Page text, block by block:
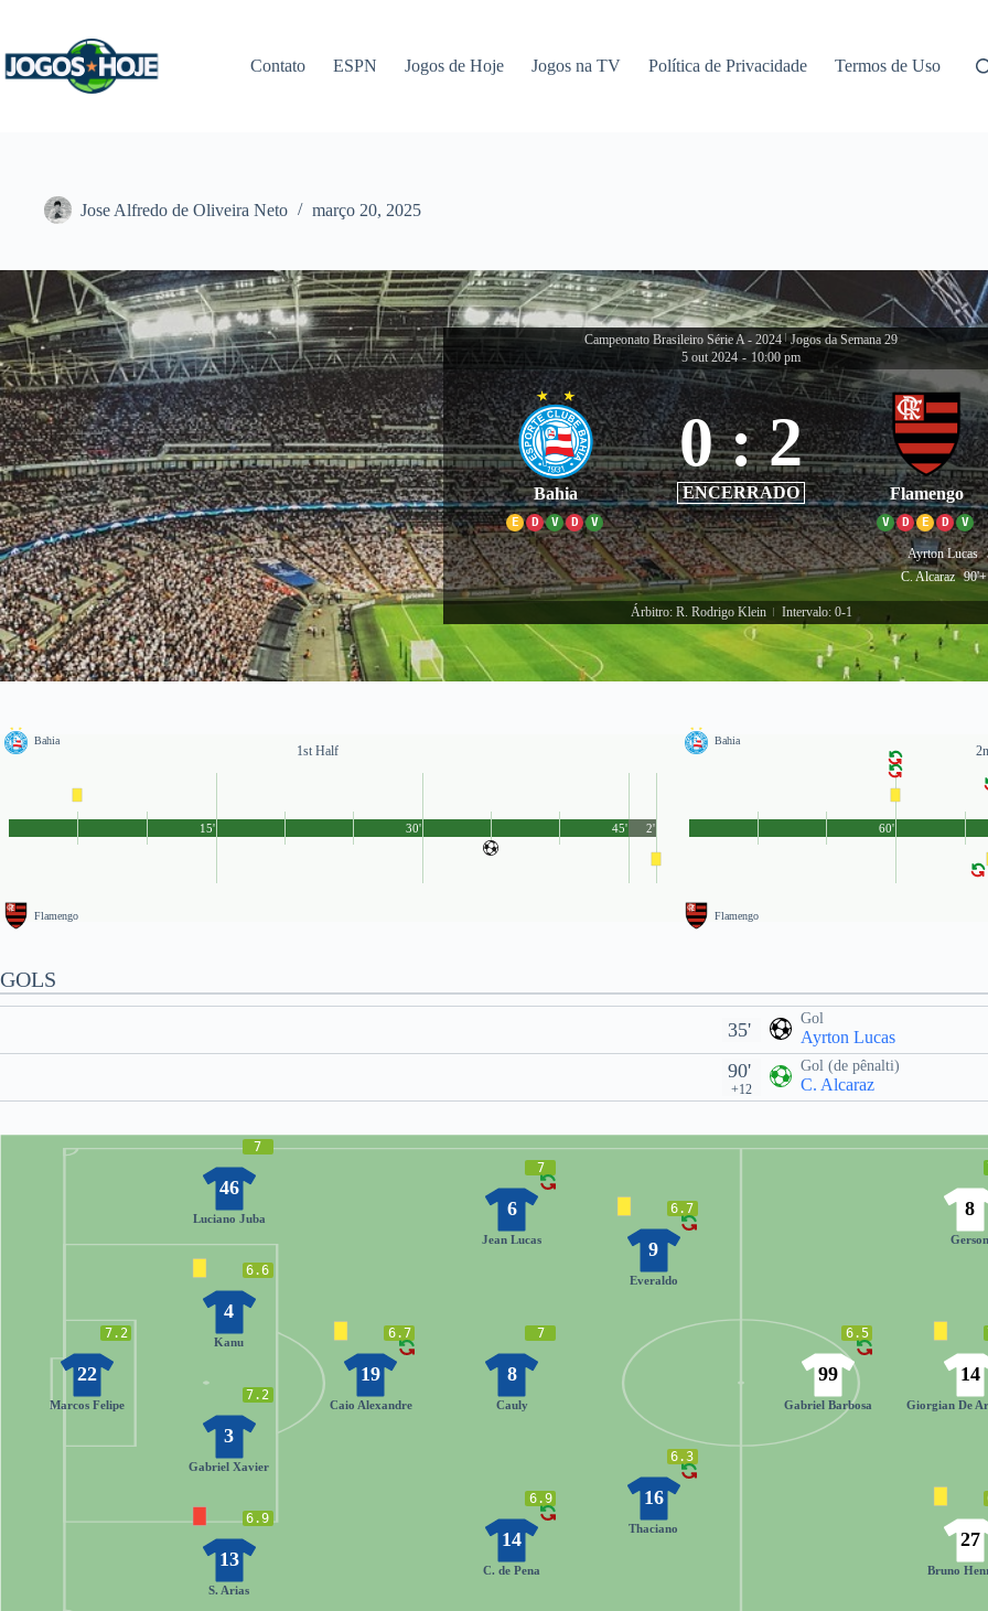
conteúdo
Contato ESPN Jogos de Hoje Jogos na TV Política de Privacidade Termos de Uso
Jose Alfredo de Oliveira Neto março 20, 2025
Campeonato Brasileiro Série A - 2024 Jogos da Semana 29
5 out 2024 - 10:00 pm
Bahia
E D V D V
0 : 2
ENCERRADO Flamengo
V D E D V
Ayrton Lucas
C. Alcaraz
Árbitro: R. Rodrigo Klein Intervalo: 0-1
Bahia
1st Half
Flamengo
45'
15' 30' 2'
Bahia
Flamengo
60'
GOLS
35'
Gol
Ayrton Lucas
90'
+12
Gol (de pênalti)
C. Alcaraz
7.2
22
Marcos Felipe
7
46
Luciano Juba
6.6
4
Kanu
7.2
3
Gabriel Xavier
6.9
13
S. Arias
6.7
19
Caio Alexandre
7
6
Jean Lucas
7
8
Cauly
6.9
14
C. de Pena
6.7
9
Everaldo
6.3
16
Thaciano 27
Bruno
14
Giorgian De
8
Gerson
6.5
99
Gabriel Barbosa